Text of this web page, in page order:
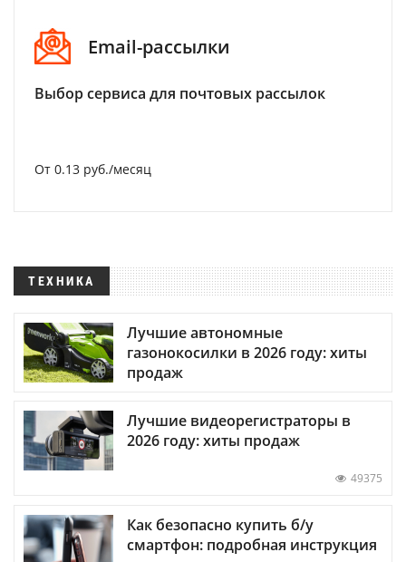
Email-рассылки
Выбор сервиса для почтовых рассылок
От 0.13 руб./месяц
ТЕХНИКА
Лучшие автономные
газонокосилки в 2026 году: хиты
продаж
Лучшие видеорегистраторы в
2026 году: хиты продаж
49375
Как безопасно купить б/у
смартфон: подробная инструкция